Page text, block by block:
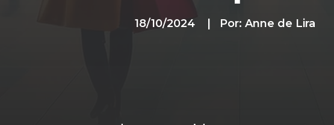
18/10/2024 Por:Anne de Lira